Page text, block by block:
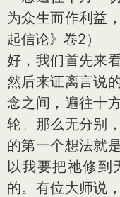
为众生而作利益
起信论》卷2）
好，我们首先来
然后来证离言说
念之间，遍往十
轮。那么无分别
的第一个想法就
以我要把祂修到
的。有位大师说